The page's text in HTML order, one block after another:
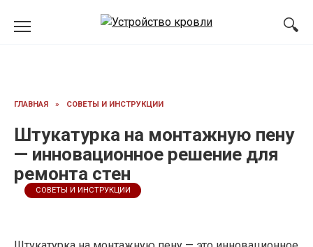
ГЛАВНАЯ » СОВЕТЫ И ИНСТРУКЦИИ
Штукатурка на монтажную пену
— инновационное решение для
ремонта стен
СОВЕТЫ И ИНСТРУКЦИИ